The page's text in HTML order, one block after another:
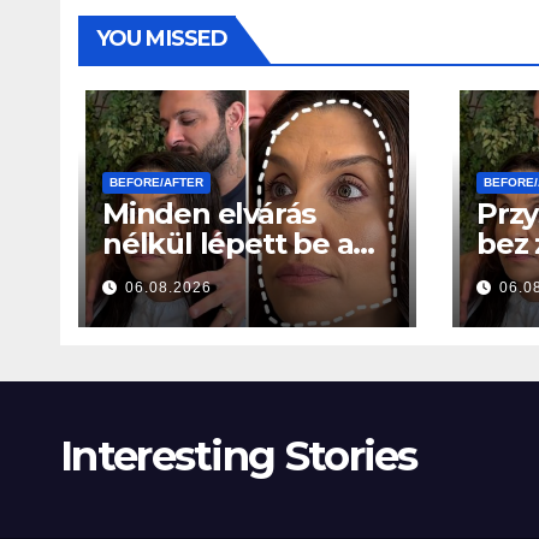
YOU MISSED
BEFORE/AFTER
Minden elvárás
nélkül lépett be a
szalonba – Néhány
órával később
mindenki ugyanazt
06.08.2026
bez
Interesting Stories